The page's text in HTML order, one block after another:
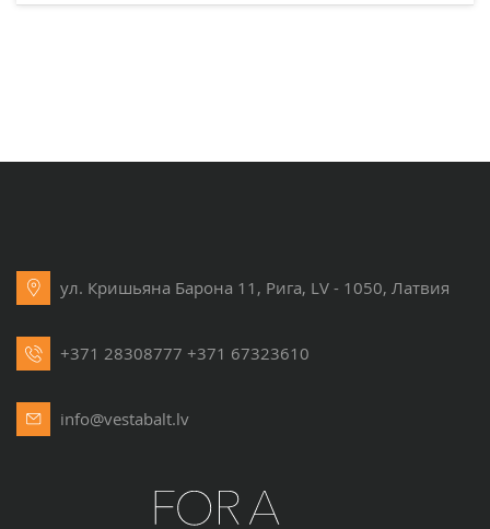
ул. Кришьяна Барона 11, Рига, LV - 1050, Латвия
+371 28308777 +371 67323610
info@vestabalt.lv